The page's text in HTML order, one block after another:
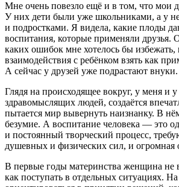
Мне очень повезло ещё и в том, что мои
У них дети были уже школьниками, а у
и подростками. Я видела, какие плоды
воспитания, которые применяли друзья.
каких ошибок мне хотелось бы избежать,
взаимодействия с ребёнком взять как
А сейчас у друзей уже подрастают внуки.
Глядя на происходящее вокруг, у меня и
здравомыслящих людей, создаётся
пытается мир вывернуть наизнанку. В
безумие. А воспитание человека — это
и постоянный творческий процесс,
душевных и физических сил, и огромная
В первые годы материнства женщина не
как поступать в отдельных ситуациях.